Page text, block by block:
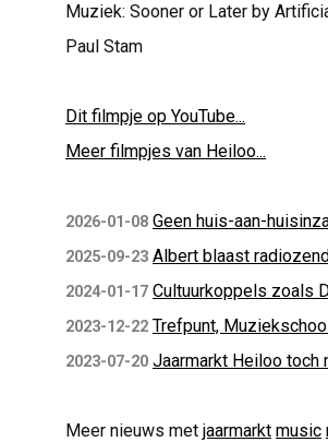
Muziek: Sooner or Later by
Paul Stam
Dit filmpje op YouTube...
Meer filmpjes van Heiloo...
2026-01-08 Geen huis-aan-
2025-09-23 Albert blaast
2024-01-17 Cultuurkoppels zoals
2023-12-22 Trefpunt,
2023-07-20 Jaarmarkt Heiloo toch
Meer nieuws met jaarmarkt music